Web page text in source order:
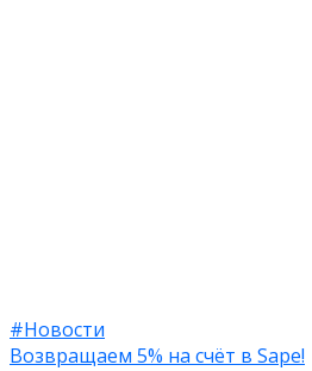
#Новости
Возвращаем 5% на счёт в Sape!